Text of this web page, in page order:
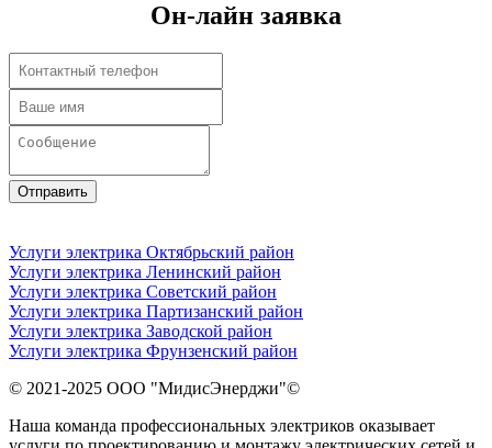
Он-лайн заявка
Отправить
Услуги электрика Октябрьский район
Услуги электрика Ленинский район
Услуги электрика Советский район
Услуги электрика Партизанский район
Услуги электрика Заводской район
Услуги электрика Фрунзенский район
© 2021-2025 ООО "МидисЭнерджи"©
Наша команда профессиональных электриков оказывает